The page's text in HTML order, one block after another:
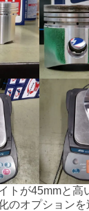
トが45mmと高
のオプション